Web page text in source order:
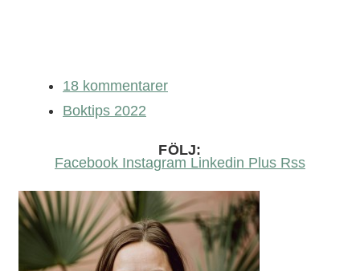
18 kommentarer
Boktips 2022
FÖLJ:
Facebook Instagram Linkedin Plus Rss